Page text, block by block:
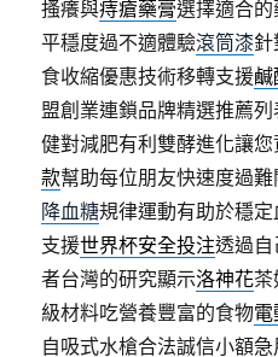
搔癢與痔瘡藥膏選擇適合
平穩度過不適體驗滾筒漆
食收縮優惠技術移轉支援鹹
盟創業連鎖品牌精選推薦
健對減肥有利雙酵進化讓
款幫助每位朋友快速度過
降血糖規律運動有助於穩
支援世界杯安全投注透過
者台灣的研究顯示洛神花茶
級材料吃營養豐富的食物
自吸式水槍合法誠信小額